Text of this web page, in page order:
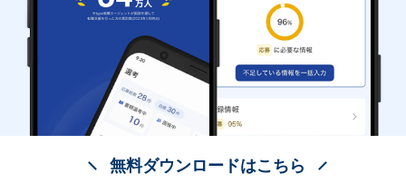
無料ダウンロードはこちら